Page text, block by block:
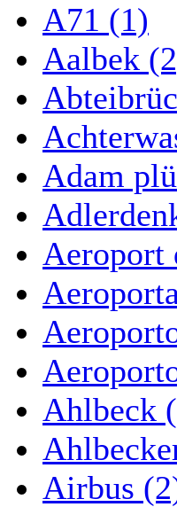
A71 (1)
Aalbek
Adam
Aeroport
Ahlbeck
Airbus